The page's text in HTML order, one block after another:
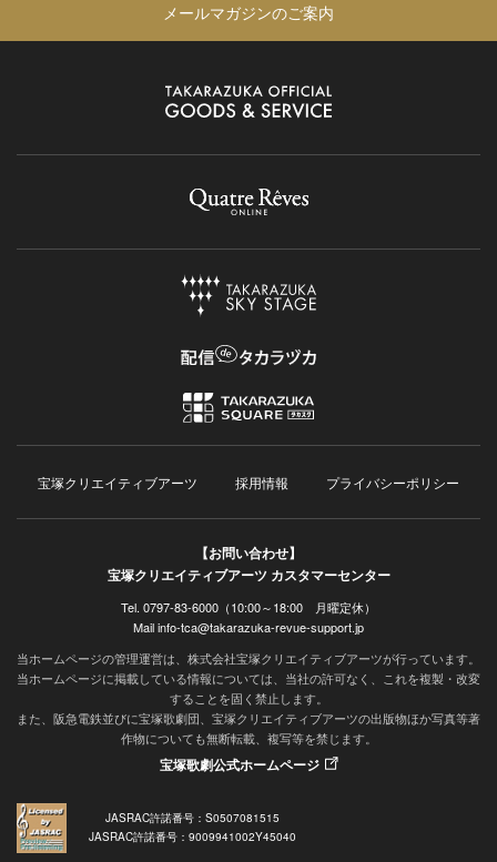
メールマガジンのご案内
宝塚クリエイティブアーツ 採用情報 プライバシーポリシー
【お問い合わせ】
宝塚クリエイティブアーツ カスタマーセンター
Tel. 0797-83-6000（10:00～18:00 月曜定休）
Mail info-tca@takarazuka-revue-support.jp
当ホームページの管理運営は、株式会社宝塚クリエイティブアーツが行っています。
当ホームページに掲載している情報については、当社の許可なく、これを複製・改変
することを固く禁止します。
また、阪急電鉄並びに宝塚歌劇団、宝塚クリエイティブアーツの出版物ほか写真等著
作物についても無断転載、複写等を禁じます。
宝塚歌劇公式ホームページ
JASRAC許諾番号：S0507081515
JASRAC許諾番号：9009941002Y45040